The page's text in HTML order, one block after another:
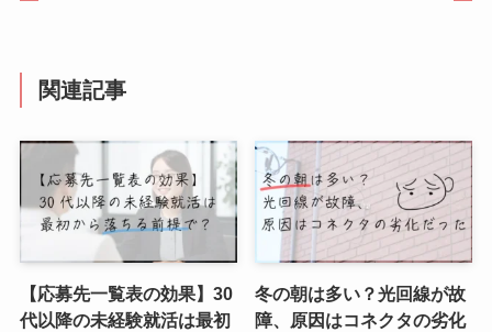
関連記事
【応募先一覧表の効果】30
代以降の未経験就活は最初
冬の朝は多い？光回線が故
障、原因はコネクタの劣化